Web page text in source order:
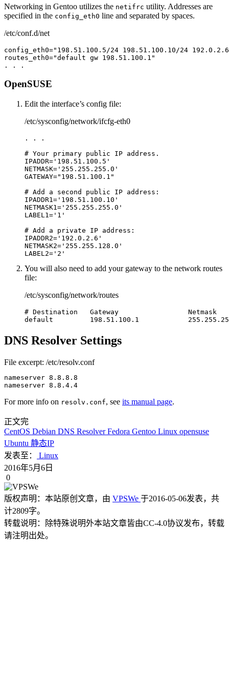
Networking in Gentoo utilizes the netifrc utility. Addresses are
specified in the config_eth0 line and separated by spaces.
/etc/conf.d/net
config_eth0="198.51.100.5/24 198.51.100.10/24
routes_eth0="default gw 198.51.100.1"
. . .
OpenSUSE
Edit the interface’s config file:
/etc/sysconfig/network/ifcfg-eth0
. . .
# Your primary public IP address.
IPADDR='198.51.100.5'
NETMASK='255.255.255.0'
GATEWAY="198.51.100.1"
# Add a second public IP address:
IPADDR1='198.51.100.10'
NETMASK1='255.255.255.0'
LABEL1='1'
# Add a private IP address:
IPADDR2='192.0.2.6'
NETMASK2='255.255.128.0'
LABEL2='2'
You will also need to add your gateway to the network routes
file:
/etc/sysconfig/network/routes
# Destination   Gateway
default         198.51.100.1
DNS Resolver Settings
File excerpt: /etc/resolv.conf
nameserver 8.8.8.8
nameserver 8.8.4.4
For more info on resolv.conf, see its manual page.
正文完
CentOS Debian DNS ResolverFedora Gentoo Linux opensuse
Ubuntu 静态IP
发表至：
Linux
2016年5月6日
0
版权声明： 本站原创文章，由 VPSWe 于2016-05-06发表，共
计2809字。
转载说明：
除特殊说明外本站文章皆由CC-4.0协议发布，转载
请注明出处。